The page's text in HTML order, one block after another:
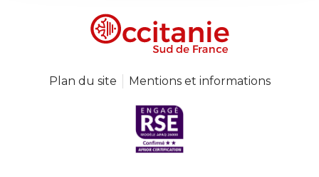
Plan du site Mentions et informations